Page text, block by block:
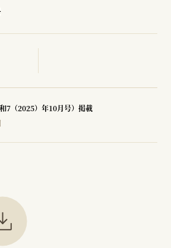
7（2025）年10月号）掲載